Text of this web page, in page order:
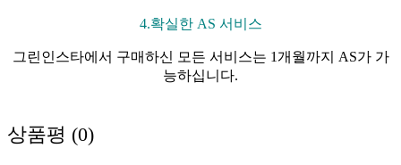
4.확실한 AS 서비스
그린인스타에서 구매하신 모든 서비스는 1개월까지 AS가 가
능하십니다.
상품평 (0)